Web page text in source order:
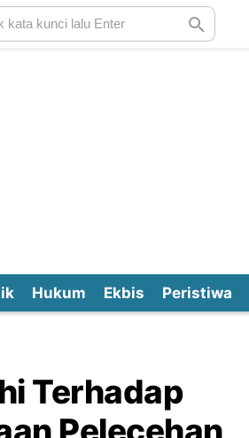
Hukum Ekbis Peristiwa
Terhadap